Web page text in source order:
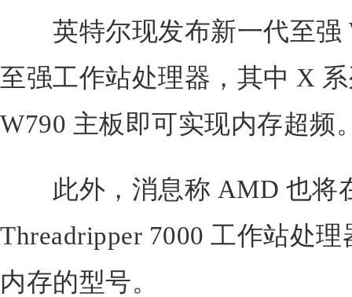
英特尔现发布新一代至强
至强工作站处理器，其中 X
W790 主板即可实现内存超频
此外，消息称 AMD 也将
Threadripper 7000 工作站处
内存的型号。